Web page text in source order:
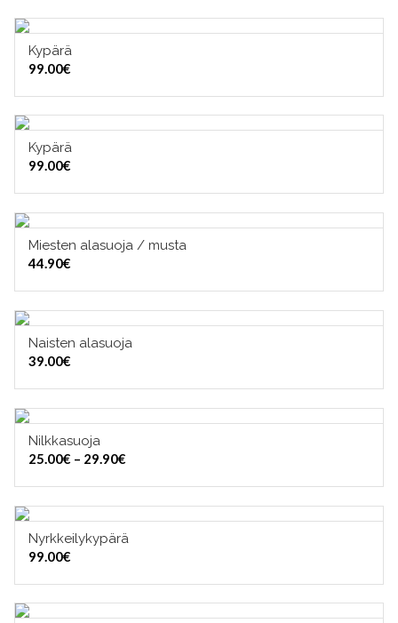
Kypärä
99.00€
Kypärä
99.00€
VALITSE VAIHTOEHDOISTA
Miesten alasuoja / musta
44.90€
Naisten alasuoja
39.00€
Nilkkasuoja
25.00€ – 29.90€
Nyrkkeilykypärä
99.00€